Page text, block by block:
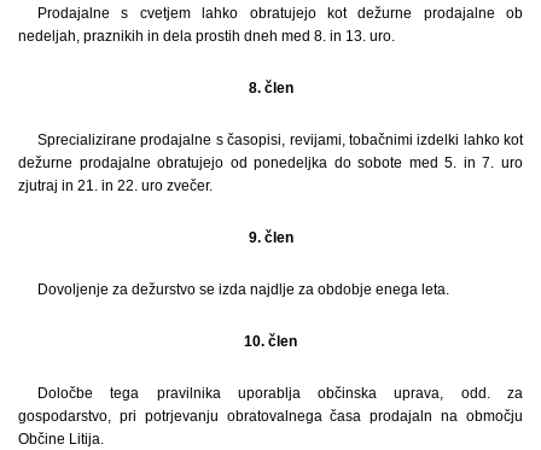
Prodajalne s cvetjem lahko obratujejo kot dežurne prodajalne ob
nedeljah, praznikih in dela prostih dneh med 8. in 13. uro.
8. člen
Sprecializirane prodajalne s časopisi, revijami, tobačnimi izdelki lahko kot
dežurne prodajalne obratujejo od ponedeljka do sobote med 5. in 7. uro
zjutraj in 21. in 22. uro zvečer.
9. člen
Dovoljenje za dežurstvo se izda najdlje za obdobje enega leta.
10. člen
Določbe tega pravilnika uporablja občinska uprava, odd. za
gospodarstvo, pri potrjevanju obratovalnega časa prodajaln na območju
Občine Litija.